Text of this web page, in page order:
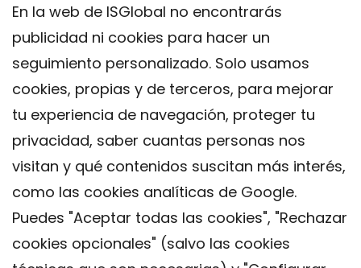
En la web de ISGlobal no encontrarás
publicidad ni cookies para hacer un
seguimiento personalizado. Solo usamos
cookies, propias y de terceros, para mejorar
tu experiencia de navegación, proteger tu
privacidad, saber cuantas personas nos
visitan y qué contenidos suscitan más interés,
como las cookies analíticas de Google.
Puedes "Aceptar todas las cookies", "Rechazar
cookies opcionales" (salvo las cookies